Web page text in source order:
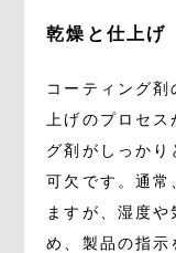
乾燥と仕上げ
コーティング
上げのプロセ
グ剤がしっかり
可欠です。通常
ますが、湿度
め、製品の指示